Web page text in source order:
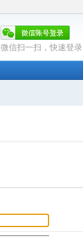
微信扫一扫，快速登录